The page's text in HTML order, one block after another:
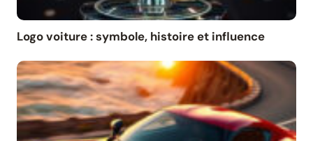
Logo voiture : symbole, histoire et influence